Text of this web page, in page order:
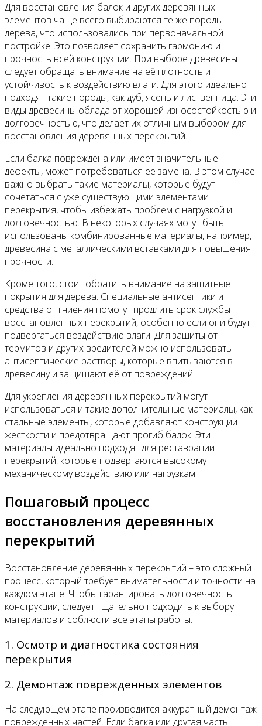
Для восстановления балок и других деревянных
элементов чаще всего выбираются те же породы
дерева, что использовались при первоначальной
постройке. Это позволяет сохранить гармонию и
прочность всей конструкции. При выборе древесины
следует обращать внимание на её плотность и
устойчивость к воздействию влаги. Для этого идеально
подходят такие породы, как дуб, ясень и лиственница. Эти
виды древесины обладают хорошей износостойкостью и
долговечностью, что делает их отличным выбором для
восстановления деревянных перекрытий.
Если балка повреждена или имеет значительные
дефекты, может потребоваться её замена. В этом случае
важно выбрать такие материалы, которые будут
сочетаться с уже существующими элементами
перекрытия, чтобы избежать проблем с нагрузкой и
долговечностью. В некоторых случаях могут быть
использованы комбинированные материалы, например,
древесина с металлическими вставками для повышения
прочности.
Кроме того, стоит обратить внимание на защитные
покрытия для дерева. Специальные антисептики и
средства от гниения помогут продлить срок службы
восстановленных перекрытий, особенно если они будут
подвергаться воздействию влаги. Для защиты от
термитов и других вредителей можно использовать
антисептические растворы, которые впитываются в
древесину и защищают её от повреждений.
Для укрепления деревянных перекрытий могут
использоваться и такие дополнительные материалы, как
стальные элементы, которые добавляют конструкции
жесткости и предотвращают прогиб балок. Эти
материалы идеально подходят для реставрации
перекрытий, которые подвергаются высокому
механическому воздействию или нагрузкам.
Пошаговый процесс
восстановления деревянных
перекрытий
Восстановление деревянных перекрытий – это сложный
процесс, который требует внимательности и точности на
каждом этапе. Чтобы гарантировать долговечность
конструкции, следует тщательно подходить к выбору
материалов и соблюсти все этапы работы.
1. Осмотр и диагностика состояния
перекрытия
2. Демонтаж поврежденных элементов
На следующем этапе производится аккуратный демонтаж
поврежденных частей. Если балка или другая часть